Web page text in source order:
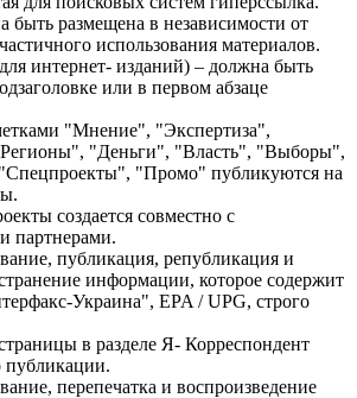
быть размещена в независимости от
использования материалов.
интернет- изданий) – должна быть
или в первом абзаце
"Мнение", "Экспертиза",
"Деньги", "Власть", "Выборы",
"Промо" публикуются на
создается совместно с
партнерами.
публикация, републикация и
информации, которое содержит
Украина", EPA / UPG, строго
в разделе Я- Корреспондент
публикации.
перепечатка и воспроизведение